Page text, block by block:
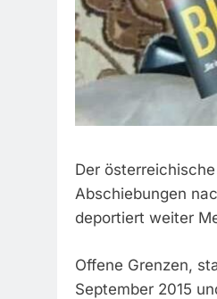
Der
Abschiebungen
deportiert weiter
Offene Grenzen,
September 2015